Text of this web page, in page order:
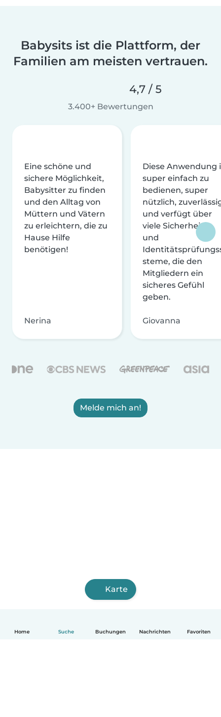
Home Suche Buchungen Nachrichten Favoriten
Babysits ist die Plattform, der
Familien am meisten vertrauen.
4,7 / 5
3.400+ Bewertungen
Eine schöne und
sichere Möglichkeit,
Babysitter zu finden
und den Alltag von
Müttern und Vätern
zu erleichtern, die zu
Hause Hilfe
benötigen!
Nerina
Diese Anwendung
super einfach zu
bedienen, super
nützlich,
und verfügt über
viele Sicherheits-
und
steme, die den
Mitgliedern ein
sicheres Gefühl
geben.
Giovanna
Melde mich an!
Karte